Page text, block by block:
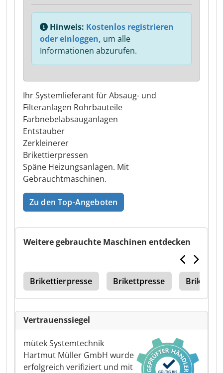
Ihr Systemlieferant für Absaug- und
Filteranlagen Rohrbauteile
Farbnebelabsauganlagen
Entstauber
Zerkleinerer
Brikettierpressen
Späne Heizungsanlagen. Mit
Gebrauchtmaschinen.
Zu den Top-Angeboten
Hinweis: Kostenlos registrieren
oder einloggen, um alle
Informationen abzurufen.
Weitere gebrauchte Maschinen entdecken
Brikettierpresse Brikettpresse
Vertrauenssiegel
mütek Systemtechnik
Hartmut Müller GmbH wurde
erfolgreich verifiziert und mit